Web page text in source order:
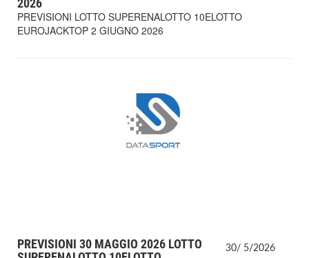
2026
PREVISIONI LOTTO SUPERENALOTTO 10ELOTTO
EUROJACKTOP 2 GIUGNO 2026
30/ 5/2026
PREVISIONI 30 MAGGIO 2026 LOTTO